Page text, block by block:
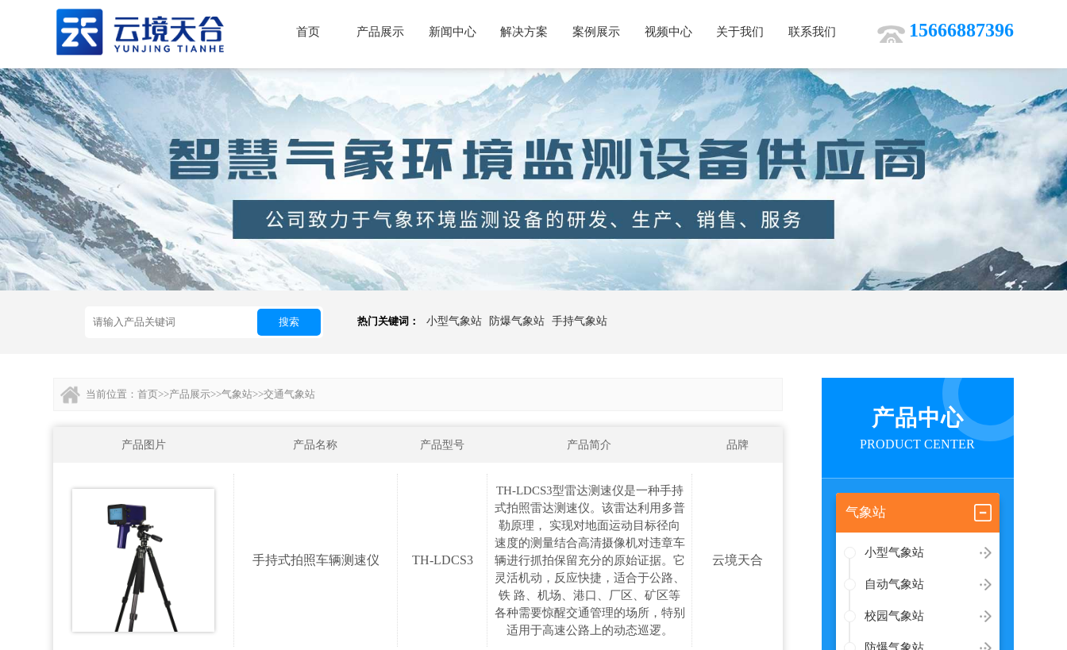
15666887396
首页 产品展示 新闻中心 解决方案 案例展示 视频中心 关于我们 联系我们
搜索 热门关键词： 小型气象站 防爆气象站 手持气象站
产品中心
PRODUCT CENTER
气象站
小型气象站
自动气象站
校园气象站
当前位置：首页>>产品展示>>气象站>>交通气象站
产品图片 产品名称 产品型号 产品简介 品牌
手持式拍照车辆测速仪 TH-LDCS3
​TH-LDCS3型雷达测速仪是一种手持
式拍照雷达测速仪。该雷达利用多普
勒原理， 实现对地面运动目标径向
速度的测量结合高清摄像机对违章车
辆进行抓拍保留充分的原始证据。它
灵活机动，反应快捷，适合于公路、
铁 路、机场、港口、厂区、矿区等
各种需要惊醒交通管理的场所，特别
适用于高速公路上的动态巡逻。
云境天合